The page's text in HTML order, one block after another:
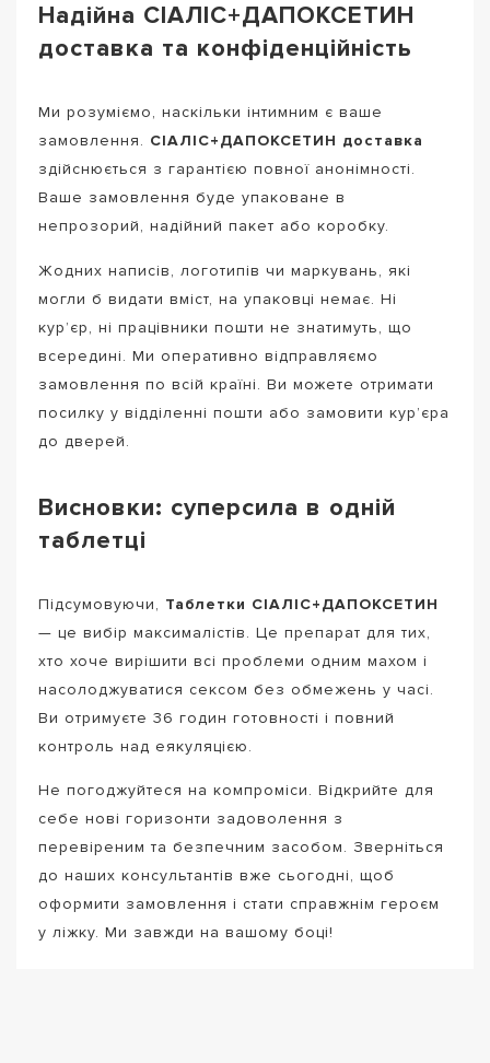
Надійна СІАЛІС+ДАПОКСЕТИН
доставка та конфіденційність
Ми розуміємо, наскільки інтимним є ваше
замовлення. СІАЛІС+ДАПОКСЕТИН доставка
здійснюється з гарантією повної анонімності.
Ваше замовлення буде упаковане в
непрозорий, надійний пакет або коробку.
Жодних написів, логотипів чи маркувань, які
могли б видати вміст, на упаковці немає. Ні
кур’єр, ні працівники пошти не знатимуть, що
всередині. Ми оперативно відправляємо
замовлення по всій країні. Ви можете отримати
посилку у відділенні пошти або замовити кур’єра
до дверей.
Висновки: суперсила в одній
таблетці
Підсумовуючи, Таблетки СІАЛІС+ДАПОКСЕТИН
— це вибір максималістів. Це препарат для тих,
хто хоче вирішити всі проблеми одним махом і
насолоджуватися сексом без обмежень у часі.
Ви отримуєте 36 годин готовності і повний
контроль над еякуляцією.
Не погоджуйтеся на компроміси. Відкрийте для
себе нові горизонти задоволення з
перевіреним та безпечним засобом. Зверніться
до наших консультантів вже сьогодні, щоб
оформити замовлення і стати справжнім героєм
у ліжку. Ми завжди на вашому боці!